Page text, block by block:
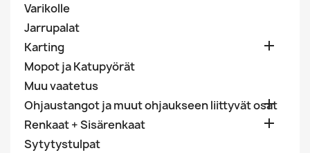
Varikolle
Jarrupalat
Karting

Mopot ja Katupyörät
Muu vaatetus
Ohjaustangot ja muut ohjaukseen liittyvät osat

Renkaat + Sisärenkaat 
Sytytystulpat